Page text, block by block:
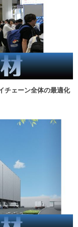
チェーン全体の最適化